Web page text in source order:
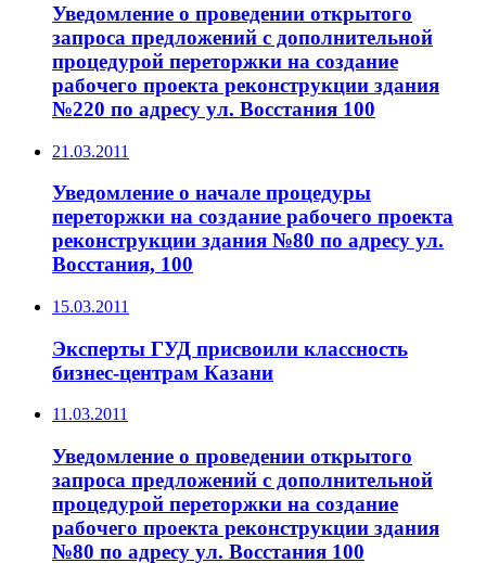
Уведомление о проведении открытого
запроса предложений с дополнительной
процедурой переторжки на создание
рабочего проекта реконструкции здания
№220 по адресу ул. Восстания 100
21.03.2011
Уведомление о начале процедуры
переторжки на создание рабочего проекта
реконструкции здания №80 по адресу ул.
Восстания, 100
15.03.2011
Эксперты ГУД присвоили классность
бизнес-центрам Казани
11.03.2011
Уведомление о проведении открытого
запроса предложений с дополнительной
процедурой переторжки на создание
рабочего проекта реконструкции здания
№80 по адресу ул. Восстания 100